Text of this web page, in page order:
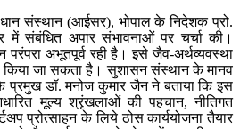
संस्थान (आईसर), भोपाल के निदेशक प्रो.
में संबंधित अपार संभावनाओं पर चर्चा की।
परंपरा अभूतपूर्व रही है। इसे जैव-अर्थव्यवस्था
जा सकता है। सुशासन संस्थान के मानव
प्रमुख डॉ. मनोज कुमार जैन ने बताया कि इस
मूल्य श्रृंखलाओं की पहचान, नीतिगत
प्रोत्साहन के लिये ठोस कार्ययोजना तैयार